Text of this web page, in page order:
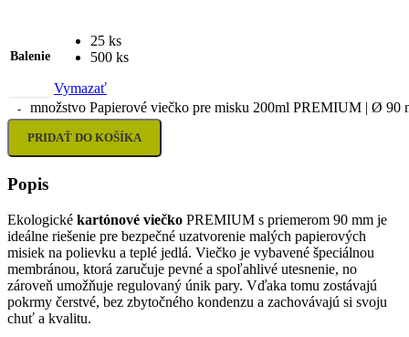
Balenie
25 ks
500 ks
Vymazať
množstvo Papierové viečko pre misku 200ml PREMIUM | Ø 90
PRIDAŤ DO KOŠÍKA
Popis
Ekologické kartónové viečko PREMIUM s priemerom 90 mm je
ideálne riešenie pre bezpečné uzatvorenie malých papierových
misiek na polievku a teplé jedlá. Viečko je vybavené špeciálnou
membránou, ktorá zaručuje pevné a spoľahlivé utesnenie, no
zároveň umožňuje regulovaný únik pary. Vďaka tomu zostávajú
pokrmy čerstvé, bez zbytočného kondenzu a zachovávajú si svoju
chuť a kvalitu.